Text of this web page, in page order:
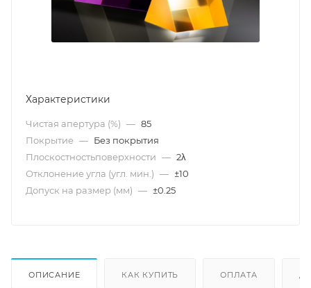
Характеристики
Чистая апертура (%) — 85
Покрытие — Без покрытия
Плоскостностьповерхности — 2λ
Отклонение угла (угл. мин.) — ±10
Допуск на размер (мм) — ±0.25
ОПИСАНИЕ КАК КУПИТЬ ОПЛАТА